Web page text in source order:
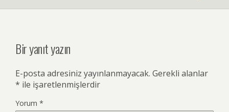
Bir yanıt yazın
E-posta adresiniz yayınlanmayacak. Gerekli alanlar
* ile işaretlenmişlerdir
Yorum *